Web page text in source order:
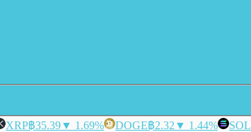
XRP฿35.39▼ 1.69% DOGE฿2.32 ▼ 1.44% SOL